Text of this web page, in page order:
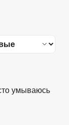
умываюсь